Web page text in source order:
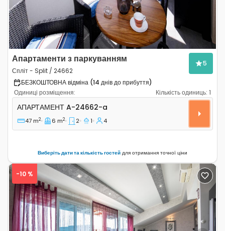
Апартаменти з паркуванням
Спліт - Split / 24662
5
БЕЗКОШТОВНА відміна (14 днів до прибуття)
Одиниці розміщення:
Кількість одиниць: 1
Двокімнатні апартаменти Спліт - Split A-24662-a
АПАРТАМЕНТ A-24662-a
47 m2 6 m2 2 1 4
Виберіть дати та кількість гостей для отримання точної ціни
-10 %